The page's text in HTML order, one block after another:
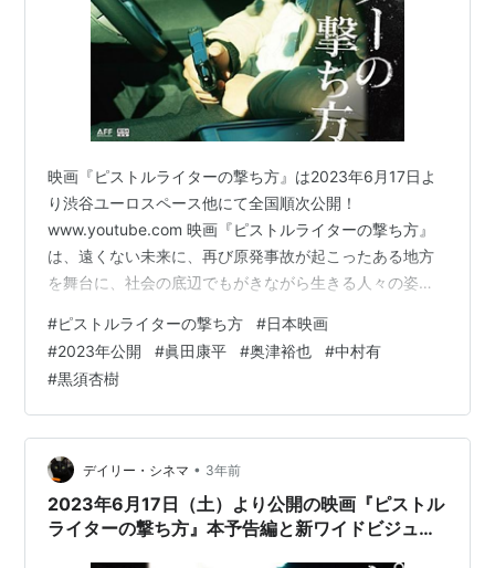
映画『ピストルライターの撃ち方』は2023年6月17日よ
り渋谷ユーロスペース他にて全国順次公開！
www.youtube.com 映画『ピストルライターの撃ち方』
は、遠くない未来に、再び原発事故が起こったある地方
を舞台に、社会の底辺でもがきながら生きる人々の姿を
務めたのは、東芸大大学院映像研究科修了作品『しんし
んしん』（2011年）や、若手映画作家育成プロジェクト
（ndjc）2018参加作品『サヨナラ家族』（2019年）の眞
田康平。長年温めてきた企画をカタチにした待望の長編
第二作だ。 ヤクザの下で立入禁止区域の除染作業員をタ
コ部屋まで運ぶバン…
#ピストルライターの撃ち方 #日本映画
#2023年公開 #眞田康平 #奥津裕也 #中村有
#黒須杏樹
デイリー・シネマ • 3年前
2023年6月17日（土）より公開の映画『ピストル
ライターの撃ち方』本予告編と新ワイドビジュア